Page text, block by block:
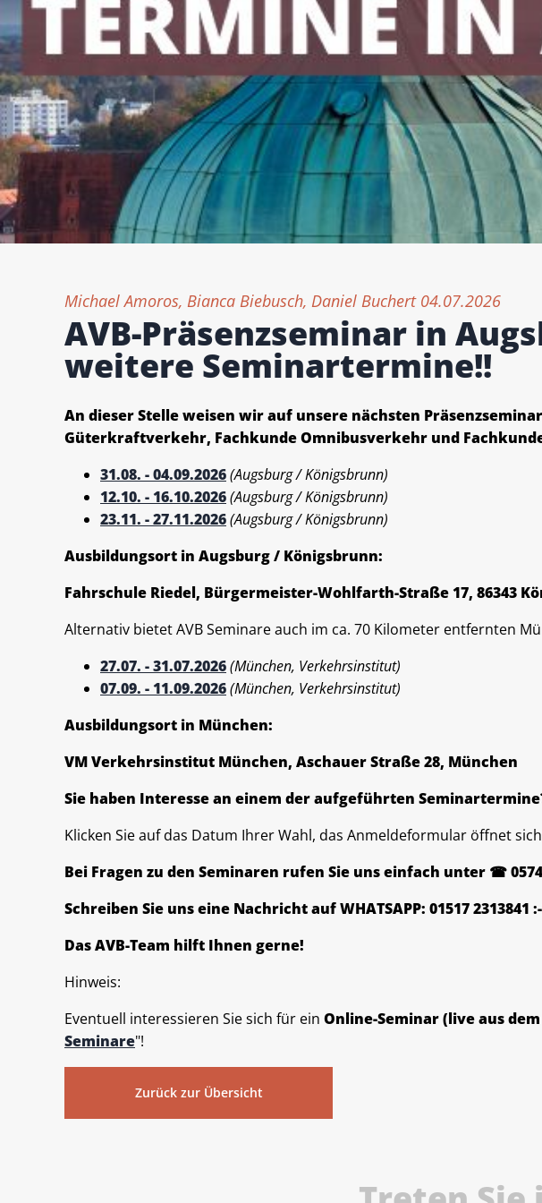
Michael Amoros, Bianca Biebusch, Daniel Buchert 04.07.2026
AVB-Präsenzseminar in
weitere Seminartermine!!
An dieser Stelle weisen wir auf unsere nächsten
Güterkraftverkehr, Fachkunde Omnibusverkehr und
31.08. - 04.09.2026(Augsburg / Königsbrunn)
12.10. - 16.10.2026(Augsburg / Königsbrunn)
23.11. - 27.11.2026(Augsburg / Königsbrunn)
Ausbildungsort in Augsburg / Königsbrunn:
Fahrschule Riedel, Bürgermeister-Wohlfarth-Straße 17, 86343
Alternativ bietet AVB Seminare auch im ca. 70 Kilometer entfernten
27.07. - 31.07.2026(München, Verkehrsinstitut)
07.09. - 11.09.2026(München, Verkehrsinstitut)
Ausbildungsort in München:
VM Verkehrsinstitut München, Aschauer Straße 28, München
Sie haben Interesse an einem der aufgeführten
Klicken Sie auf das Datum Ihrer Wahl, das Anmeldeformular öffnet
Bei Fragen zu den Seminaren rufen Sie uns einfach unter ☎
Schreiben Sie uns eine Nachricht auf WHATSAPP: 01517
Das AVB-Team hilft Ihnen gerne!
Hinweis:
Eventuell interessieren Sie sich für ein Online-Seminar (live aus
Seminare"!
Zurück zur Übersicht